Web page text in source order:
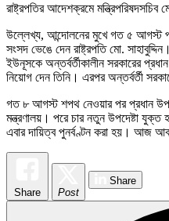
রাষ্ট্রপতির আদেশক্রমে
উল্লেখ্য, আন্দোলনের মুখে গত ৫ আগস্ট
সংসদ ভেঙে দেন রাষ্ট্রপতি মো.
ইউনূসকে অন্তর্বর্তীকালীন সরকারের
নিয়োগ দেন তিনি। এরপর অন্তর্বর্তী
গত ৮ আগস্ট শপথ নেওয়ার পর প্রধান
মন্ত্রণালয়। পরে চার নতুন উপদেষ্টা যুক্ত
এবার দায়িত্ব পুনর্বণ্টন করা হয়। আজ
Share Post
Share